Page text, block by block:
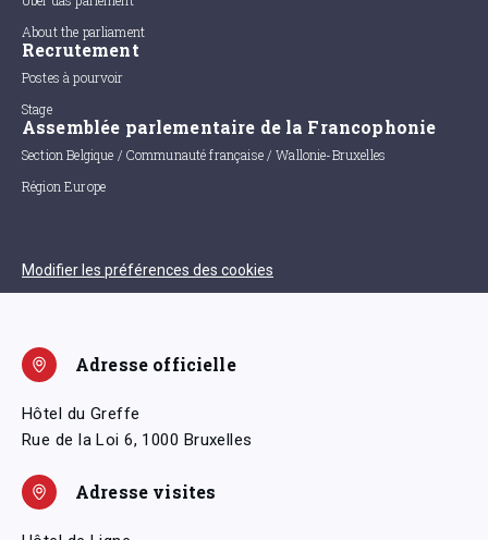
About the parliament
Recrutement
Postes à pourvoir
Stage
Assemblée parlementaire de la Francophonie
Section Belgique / Communauté française / Wallonie-Bruxelles
Région Europe
Modifier les préférences des cookies
Adresse officielle
Hôtel du Greffe
Rue de la Loi 6, 1000 Bruxelles
Adresse visites